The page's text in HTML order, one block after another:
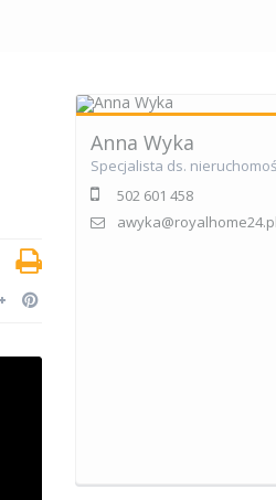
Anna Wyka
Specjalista ds.
502 601 458
awyka@royalhome24.pl